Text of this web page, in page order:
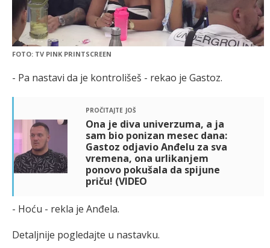
FOTO: TV PINK PRINTSCREEN
- Pa nastavi da je kontrolišeš - rekao je Gastoz.
pročitajte još
Ona je diva univerzuma, a ja
sam bio ponizan mesec dana:
Gastoz odjavio Anđelu za sva
vremena, ona urlikanjem
ponovo pokušala da spijune
priču! (VIDEO
- Hoću - rekla je Anđela.
Detaljnije pogledajte u nastavku.